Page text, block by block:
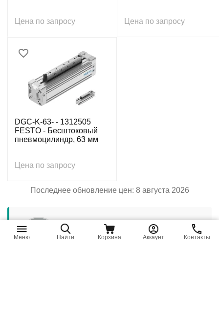
Цена по запросу Цена по запросу
DGC-K-63- - 1312505
FESTO - Бесштоковый
пневмоцилиндр, 63 мм
Цена по запросу
Последнее обновление цен: 8 августа 2026
Меню Найти Корзина Аккаунт Контакты